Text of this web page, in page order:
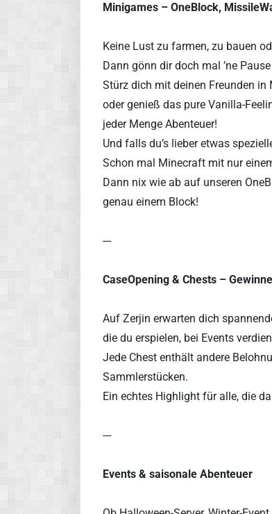
Minigames – OneBlock,
Keine Lust zu farmen, zu bauen
Dann gönn dir doch mal ’ne
Stürz dich mit deinen Freunden in
oder genieß das pure Vanilla-
jeder Menge Abenteuer!
Und falls du’s lieber etwas
Schon mal Minecraft mit nur
Dann nix wie ab auf unseren
genau einem Block!
---
CaseOpening & Chests –
Auf Zerjin erwarten dich
die du erspielen, bei Events
Jede Chest enthält andere
Sammlerstücken.
Ein echtes Highlight für alle, die
---
Events & saisonale Abenteuer